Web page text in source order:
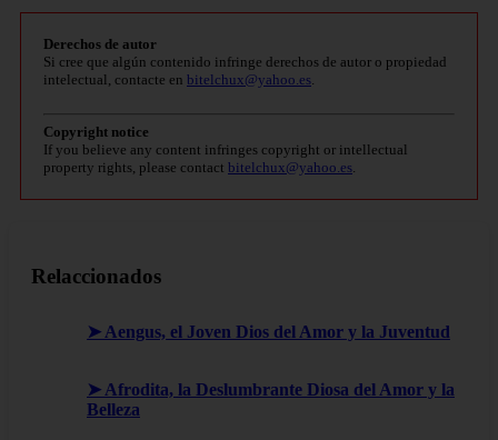
Derechos de autor
Si cree que algún contenido infringe derechos de autor o propiedad
intelectual, contacte en bitelchux@yahoo.es
Copyright notice
If you believe any content infringes copyright or intellectual
property rights, please contact bitelchux@yahoo.es
Relaccionados
➤ Aengus, el Joven Dios del Amor y la Juventud
➤ Afrodita, la Deslumbrante Diosa del Amor y la
Belleza